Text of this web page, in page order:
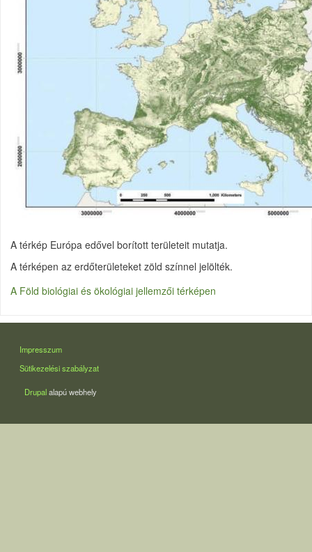
A térkép Európa edővel borított területeit mutatja.
A térképen az erdőterületeket zöld színnel jelölték.
A Föld biológiai és ökológiai jellemzői térképen
LÁBLÉC
Impresszum
Sütikezelési szabályzat
Drupalalapú webhely